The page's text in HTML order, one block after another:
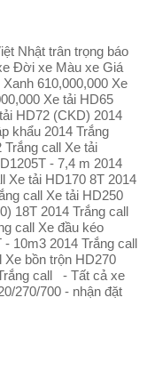
Nhật trân trọng báo
Đời xe Màu xe Giá
610,000,000 Xe
Xe tải HD65
HD72 (CKD) 2014
khẩu 2014 Trắng
Trắng call Xe tải
- 7,4 m 2014
Xe tải HD170 8T 2014
call Xe tải HD250
18T 2014 Trắng call
call Xe đầu kéo
10m3 2014 Trắng call
Xe bồn trộn HD270
call - Tất cả xe
270/700 - nhận đặt